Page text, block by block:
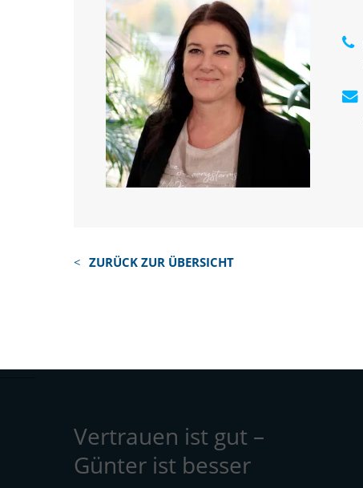
ZURÜCK ZUR ÜBERSICHT
Vertrauen ist gut –
Günter ist besser